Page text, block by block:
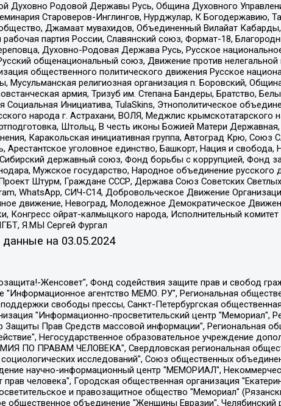
Духовно Родовой Державы Русь, Община Духовного
Староверов-Инглингов, Нурджулар, К Богодержавию,
Джамаат мувахидов, Объединенный Вилайат
партия России, Славянский союз, Формат-18,
Духовно-Родовая Держава Русь, Русское
общенациональный союз, Движение против
общественного политического движения Русское
религиозная организация п. Боровский,
армия, Тризуб им. Степана Бандеры, Братство,
Инициатива, TulaSkins, Этнополитическое
народа г. Астрахани, ВОЛЯ, Меджлис крымскотатарского
Штольц, В честь иконы Божией Матери
Каракольская инициативная группа, Автоград Крю, Союз
Арестантское уголовное единство, Башкорт, Нация и
державный союз, Фонд борьбы с коррупцией, Фонд
Мужское государство, Народное объединение
Штурм, Граждане СССР, Держава Союз Советских
WhatsApp, СИЧ-С14, Добровольческое Движение
движение, Невоград, Молодежное Демократическое
Конгресс ойрат-калмыцкого народа, Исполнительный
Я.МЫ Сергей Фургал
данные на 03.05.2024
Чуракова Ольга Владимировна, Ярош Юлия Петровна, Юридическое лицо "The Insider SIA", зарегистрированное в Риге, Латвийская Республика (дата регистрации 26.06.2015), являющееся администратором доменного имени интернет-издания "The Insider SIA", https://theins.ru, Постернак Алексей Евгеньевич, Рубин Михаил Аркадьевич, Анин Роман Александрович, Юридическое лицо Istories fonds, зарегистрированное в Латвийской Республике (регистрационный номер 50008295751, дата регистрации 24.02.2020), Великовский Дмитрий Александрович, Долинина Ирина Николаевна, Мароховская Алеся Алексеевна, Шлейнов Роман Юрьевич, Шмагун Олеся Валентиновна, Общество с ограниченной ответственностью "Альтаир 2021", Общество с ограниченной ответственностью "Вега 2021", Общество с ограниченной ответственностью "Главный редактор 2021", Общество с ограниченной ответственностью "Ромашки монолит", Важенков Артем Валерьевич, Ивановская областная общественная организация "Центр гендерных исследований", Гурман Юрий Альбертович, Медиапроект "ОВД-Инфо", Егоров Владимир Владимирович, Жилинский Владимир Александрович, Общество с ограниченной ответственностью "ЗП", Иванова София Юрьевна, Карезина Инна Павловна, Кильтау Екатерина Викторовна, Петров Алексей Викторович, Пискунов Сергей Евгеньевич, Смирнов Сергей Сергеевич, Тихонов Михаил Сергеевич, Общество с ограниченной ответственностью "ЖУРНАЛИСТ-ИНОСТРАННЫЙ АГЕНТ", Арапова Галина Юрьевна, Вольтская Татьяна Анатольевна, Американская компания "Mason G.E.S. Anonymous Foundation" (США), являющаяся владельцем интернет-издания https://mnews.world/, Компания "Stichting Bellingcat", зарегистрированная в Нидерландах (дата регистрации 11.07.2018), Захаров Андрей Вячеславович, Клепиковская Екатерина Дмитриевна, Общество с ограниченной ответственностью "МЕМО", Перл Роман Александрович, Симонов Евгений Алексеевич, Соловьева Елена Анатольевна, Сотников Даниил Владимирович, Сурначева Елизавета Дмитриевна, Автономная некоммерческая организация по защите прав человека и информированию населения "Якутия – Наше Мнение", Общество с ограниченной ответственностью "Москоу диджитал медиа", с 26.01.2023 Общество с ограниченной ответственностью "Чайка Белые сады", Ветошкина Валерия Валерьевна, Заговора Максим Александрович, Межрегиональное общественное движение "Российская ЛГБТ - сеть", Оленичев Максим Владимирович, Павлов Иван Юрьевич, Скворцова Елена Сергеевна, Общество с ограниченной ответственностью "Как бы инагент", Кочетков Игорь Викторович, Общество с ограниченной ответственностью "Честные выборы", Еланчик Олег Александрович, Общество с ограниченной ответственностью "Нобелевский призыв", Гималова Регина Эмилевна, Григорьев Андрей Валерьевич, Григорьева Алина Александровна, Ассоциация по содействию защите прав призывников, альтернативнослужащих и военнослужащих "Правозащитная группа "Гражданин.Армия.Право", Хисамова Регина Фаритовна, Автономная некоммерческая организация по реализации социально-правовых программ "Лилит", Дальневосточное общественное движение "Маяк", Санкт-Петербургская ЛГБТ-инициативная группа "Выход", Инициативная группа ЛГБТ+ "Реверс", Алексеев Андрей Викторович, Бекбулатова Таисия Львовна, Беляев Иван Михайлович, Владыкина Елена Сергеевна, Гельман Марат Александрович, Никульшина Вероника Юрьевна, Толоконникова Надежда Андреевна, Шендерович Виктор Анатольевич, Общество с ограниченной ответственностью "Данное сообщение", Общество с ограниченной ответственностью Издательский дом "Новая глава", Айнбиндер Александра Александровна, Московский комьюнити-центр для ЛГБТ+инициатив, Благотворительный фонд развития филантропии, Deutsche Welle (Германия, Kurt-Schumacher-Strasse 3, 53113 Bonn), Борзунова Мария Михайловна, Воробьев Виктор Викторович, Голубева Анна Львовна, Константинова Алла Михайловна, Малкова Ирина